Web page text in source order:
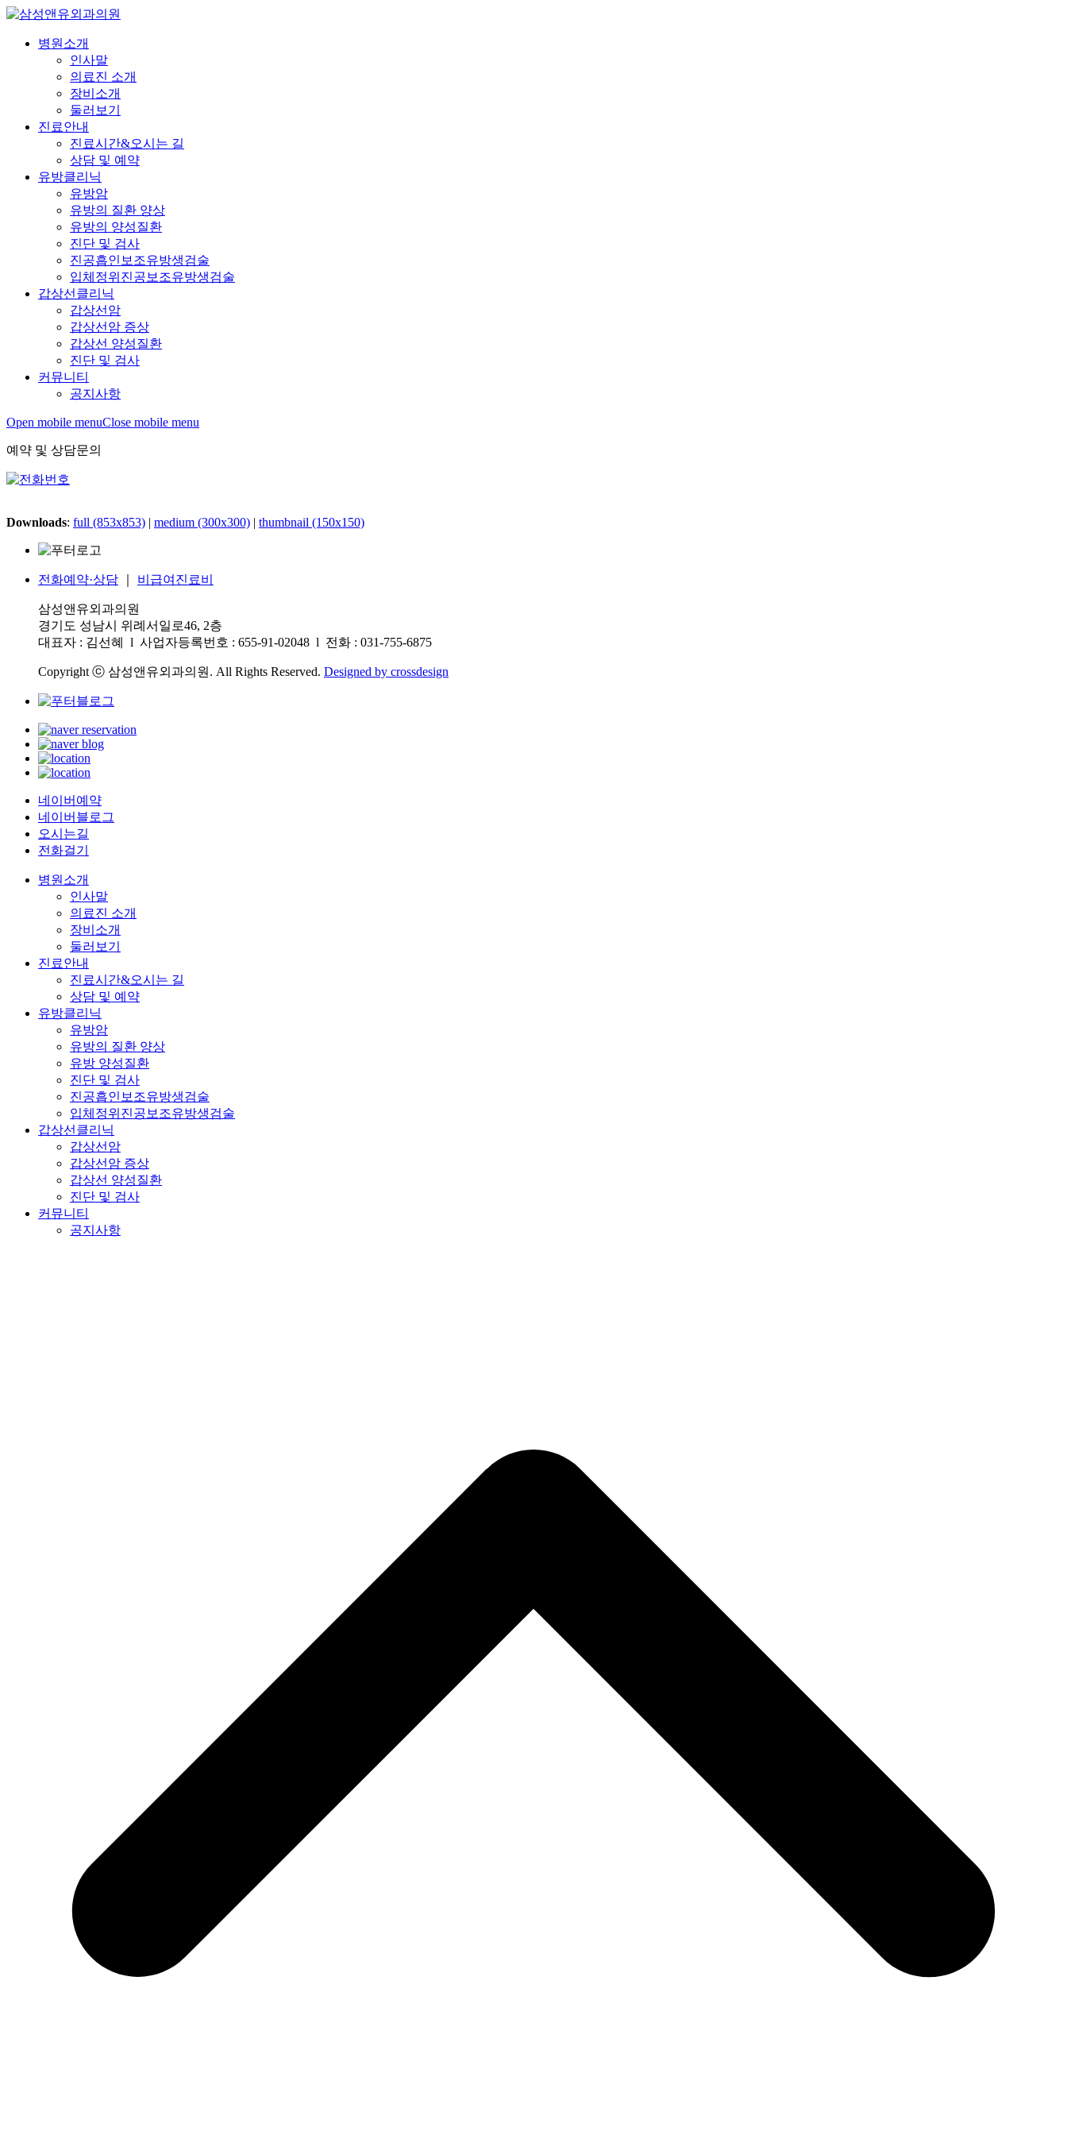
병원소개
인사말
의료진 소개
장비소개
둘러보기
진료안내
진료시간&오시는 길
상담 및 예약
유방클리닉
유방암
유방의 질환 양상
유방의 양성질환
진단 및 검사
진공흡인보조유방생검술
입체정위진공보조유방생검술
갑상선클리닉
갑상선암
갑상선암 증상
갑상선 양성질환
진단 및 검사
커뮤니티
공지사항
Open mobile menuClose mobile menu
예약 및 상담문의
Downloads: full (853x853) | medium (300x300) | thumbnail (150x150)
전화예약·상담 비급여진료비
삼성앤유외과의원
경기도 성남시 위례서일로46, 2층
대표자 : 김선혜 l 사업자등록번호 : 655-91-02048 l 전화 : 031-755-6875
Copyright ⓒ 삼성앤유외과의원. All Rights Reserved. Designed by crossdesign
네이버예약
네이버블로그
오시는길
전화걸기
병원소개
인사말
의료진 소개
장비소개
둘러보기
진료안내
진료시간&오시는 길
상담 및 예약
유방클리닉
유방암
유방의 질환 양상
유방 양성질환
진단 및 검사
진공흡인보조유방생검술
입체정위진공보조유방생검술
갑상선클리닉
갑상선암
갑상선암 증상
갑상선 양성질환
진단 및 검사
커뮤니티
공지사항